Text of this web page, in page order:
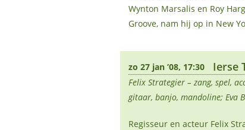
Wynton Marsalis en Roy
Groove, nam hij op in New
zo 27 jan ’08, 17:30 Ierse
Felix Strategier – zang, spel,
gitaar, banjo, mandoline; Eva
Regisseur en acteur Felix